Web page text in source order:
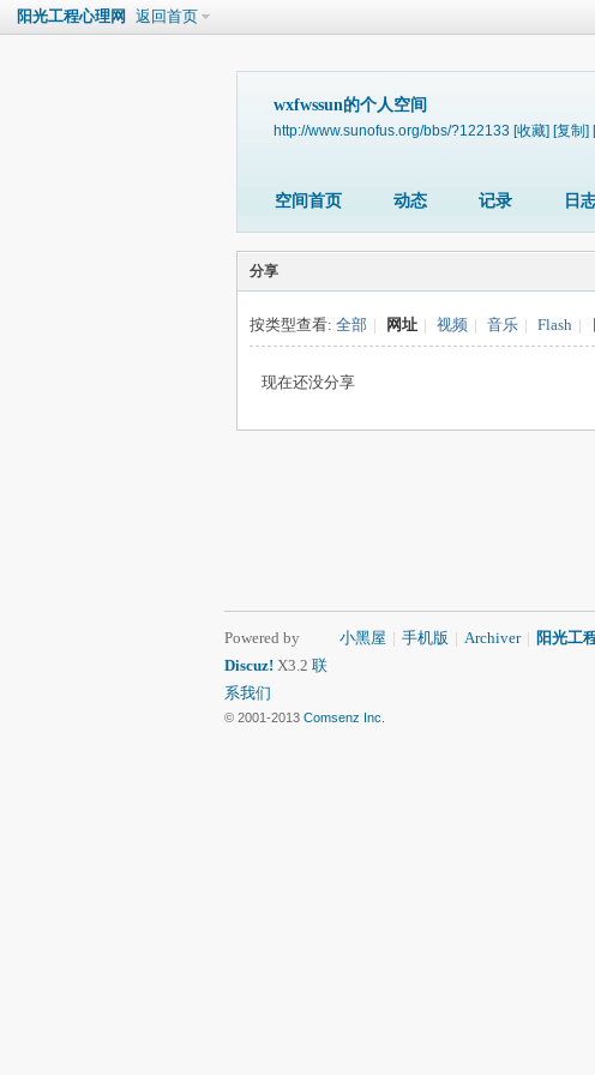
阳光工程心理网 返回首页
wxfwssun的个人空间
http://www.sunofus.org/bbs/?122133 [收藏] [复制]
空间首页 动态 记录 日
分享
按类型查看: 全部 | 网址 | 视频 | 音乐 | Flash |
现在还没分享
小黑屋 | 手机版 | Archiver | 阳光工
Powered by
Discuz! X3.2 联
系我们
© 2001-2013 Comsenz Inc.